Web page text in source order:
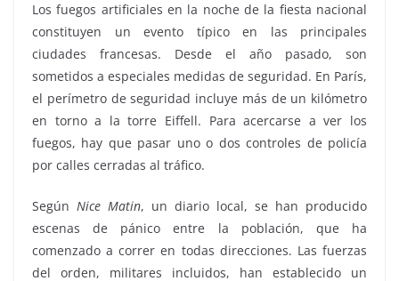
Los fuegos artificiales en la noche de la fiesta nacional
constituyen un evento típico en las principales
ciudades francesas. Desde el año pasado, son
sometidos a especiales medidas de seguridad. En París,
el perímetro de seguridad incluye más de un kilómetro
en torno a la torre Eiffell. Para acercarse a ver los
fuegos, hay que pasar uno o dos controles de policía
por calles cerradas al tráfico.
Según Nice Matin, un diario local, se han producido
escenas de pánico entre la población, que ha
comenzado a correr en todas direcciones. Las fuerzas
del orden, militares incluidos, han establecido un